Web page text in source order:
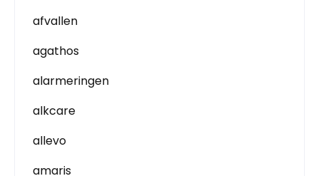
afvallen
agathos
alarmeringen
alkcare
allevo
amaris